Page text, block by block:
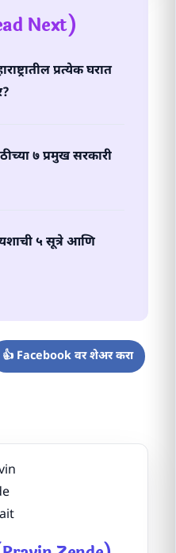
Next)
प्रत्येक घरात
७ प्रमुख सरकारी
५ सूत्रे आणि
👍 Facebook वर शेअर करा